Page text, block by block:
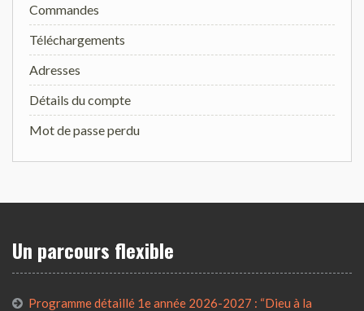
Commandes
Téléchargements
Adresses
Détails du compte
Mot de passe perdu
Un parcours flexible
Programme détaillé 1e année 2026-2027 : “Dieu à la